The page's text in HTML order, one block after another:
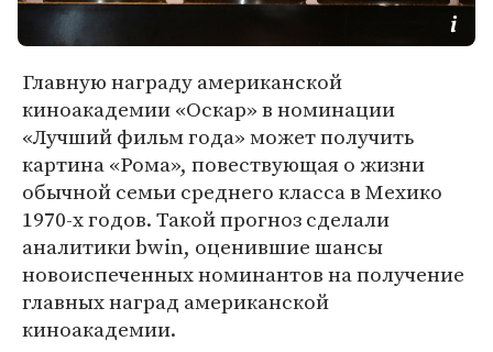
Главную награду американской
киноакадемии «Оскар» в номинации
«Лучший фильм года» может получить
картина «Рома», повествующая о жизни
обычной семьи среднего класса в Мехико
1970-х годов. Такой прогноз сделали
аналитики bwin, оценившие шансы
новоиспеченных номинантов на получение
главных наград американской
киноакадемии.